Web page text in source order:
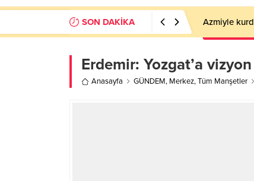
SON DAKİKA Azmiyle
Erdemir: Yozgat’a
Anasayfa GÜNDEM, Merkez,Tüm Manşetler